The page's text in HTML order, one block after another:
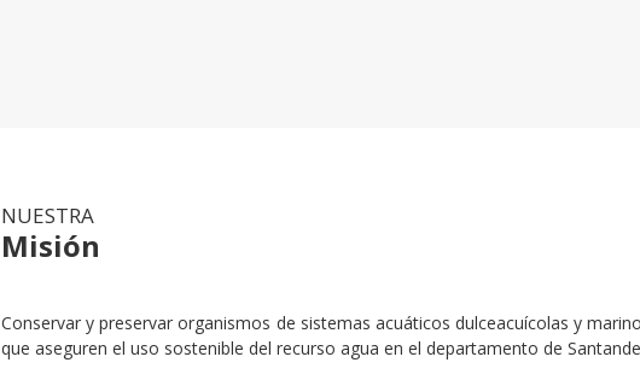
NUESTRA
Misión
Conservar y preservar organismos de sistemas acuáticos dulceacuícolas y
que aseguren el uso sostenible del recurso agua en el departamento de